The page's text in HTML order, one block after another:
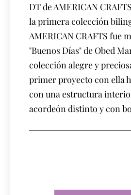
DT de AMERICAN
la primera colección
AMERICAN CRAFTS fue
"Buenos Días" de Obed
colección alegre y
primer proyecto con ella
con una estructura
acordeón distinto y con